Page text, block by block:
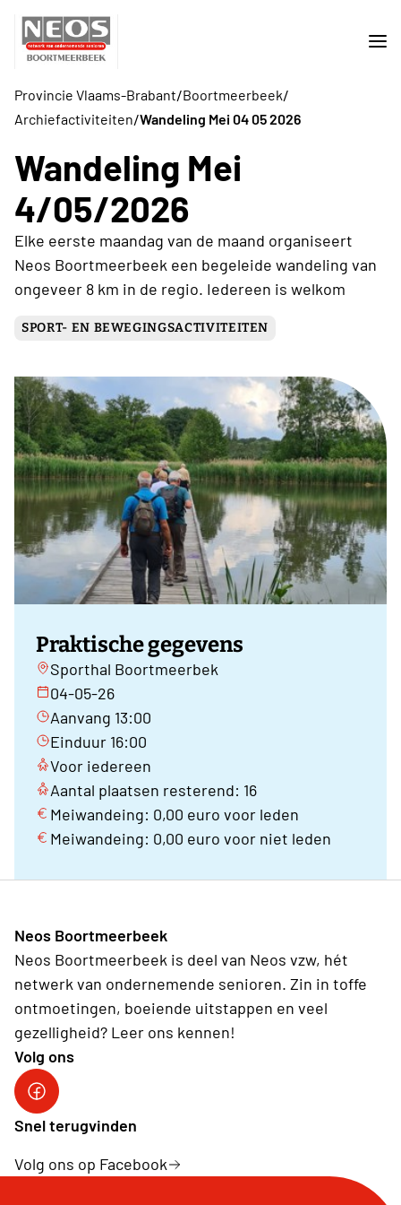
Provincie Vlaams-Brabant/Boortmeerbeek/
Archiefactiviteiten/Wandeling Mei 04 05 2026
Wandeling Mei
4/05/2026
Elke eerste maandag van de maand organiseert
Neos Boortmeerbeek een begeleide wandeling van
ongeveer 8 km in de regio. Iedereen is welkom
SPORT- EN BEWEGINGSACTIVITEITEN
Praktische gegevens
Sporthal Boortmeerbek
04-05-26
Aanvang 13:00
Einduur 16:00
Voor iedereen
Aantal plaatsen resterend: 16
Meiwandeing: 0,00 euro voor leden
Meiwandeing: 0,00 euro voor niet leden
Neos Boortmeerbeek
Neos Boortmeerbeek is deel van Neos vzw, hét
netwerk van ondernemende senioren. Zin in toffe
ontmoetingen, boeiende uitstappen en veel
gezelligheid? Leer ons kennen!
Volg ons
Facebook Neos BMB
Snel terugvinden
Volg ons op Facebook